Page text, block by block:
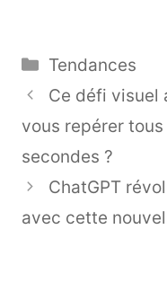
Catégories
Tendances
Ce défi visuel
vous repérer
secondes ?
ChatGPT
avec cette